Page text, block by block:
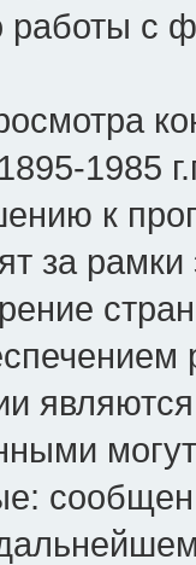
работы с
1985
к
за рамки